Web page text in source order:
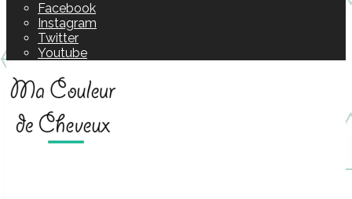
Facebook
Instagram
Twitter
Youtube